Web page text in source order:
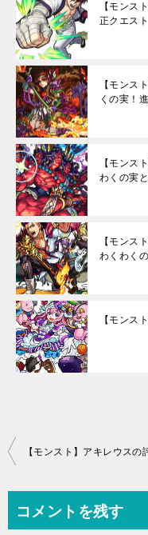
【モンス
正クエスト
【モンス
くの実！
【モンス
わくの実
【モンス
わくわく
【モンス
投
ビ
コメントを残す